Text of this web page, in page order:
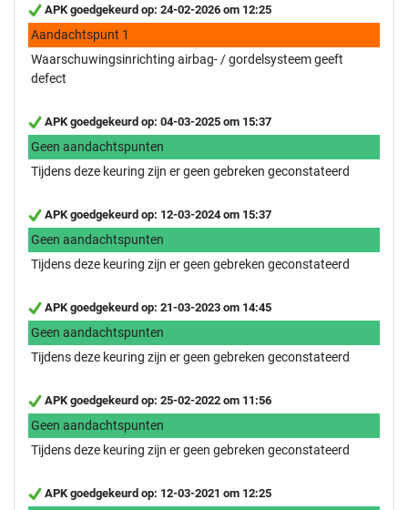
APK goedgekeurd op: 24-02-2026 om 12:25
Aandachtspunt 1
Waarschuwingsinrichting airbag- / gordelsysteem geeft
defect
APK goedgekeurd op: 04-03-2025 om 15:37
Geen aandachtspunten
Tijdens deze keuring zijn er geen gebreken geconstateerd
APK goedgekeurd op: 12-03-2024 om 15:37
Geen aandachtspunten
Tijdens deze keuring zijn er geen gebreken geconstateerd
APK goedgekeurd op: 21-03-2023 om 14:45
Geen aandachtspunten
Tijdens deze keuring zijn er geen gebreken geconstateerd
APK goedgekeurd op: 25-02-2022 om 11:56
Geen aandachtspunten
Tijdens deze keuring zijn er geen gebreken geconstateerd
APK goedgekeurd op: 12-03-2021 om 12:25